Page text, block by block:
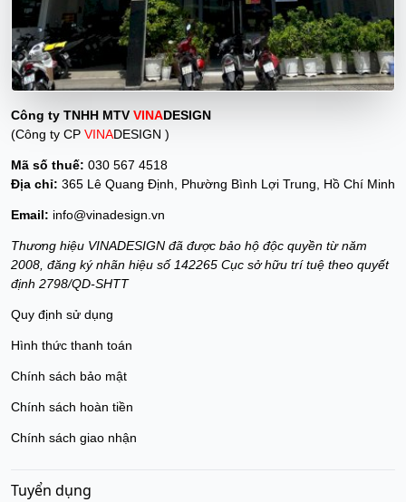
Công ty TNHH MTVVINADESIGN
(Công ty CP VINADESIGN )
Mã số thuế: 030 567 4518
Địa chỉ: 365 Lê Quang Định, Phường Bình Lợi Trung, Hồ Chí Minh
Email: info@vinadesign.vn
Thương hiệu VINADESIGN đã được bảo hộ độc quyền từ năm
2008, đăng ký nhãn hiệu số 142265 Cục sở hữu trí tuệ theo quyết
định 2798/QD-SHTT
Quy định sử dụng
Hình thức thanh toán
Chính sách bảo mật
Chính sách hoàn tiền
Chính sách giao nhận
Tuyển dụng